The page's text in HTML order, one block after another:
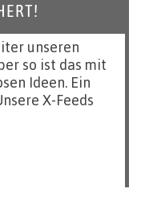
unseren
so ist das mit
Ideen. Ein
X-Feeds